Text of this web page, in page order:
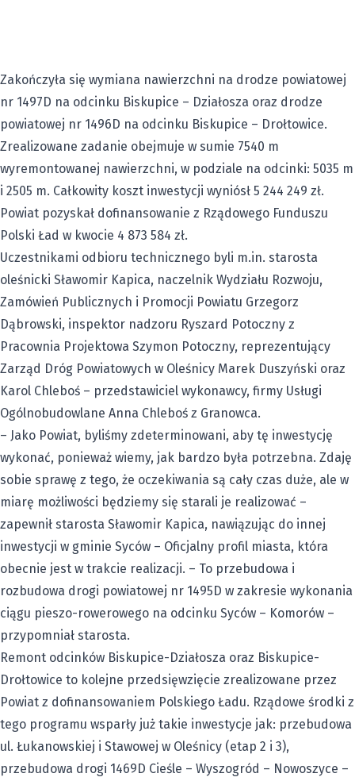
Zakończyła się wymiana nawierzchni na drodze powiatowej
nr 1497D na odcinku Biskupice – Działosza oraz drodze
powiatowej nr 1496D na odcinku Biskupice – Drołtowice.
Zrealizowane zadanie obejmuje w sumie 7540 m
wyremontowanej nawierzchni, w podziale na odcinki: 5035 m
i 2505 m. Całkowity koszt inwestycji wyniósł 5 244 249 zł.
Powiat pozyskał dofinansowanie z Rządowego Funduszu
Polski Ład w kwocie 4 873 584 zł.
Uczestnikami odbioru technicznego byli m.in. starosta
oleśnicki Sławomir Kapica, naczelnik Wydziału Rozwoju,
Zamówień Publicznych i Promocji Powiatu Grzegorz
Dąbrowski, inspektor nadzoru Ryszard Potoczny z
Pracownia Projektowa Szymon Potoczny, reprezentujący
Zarząd Dróg Powiatowych w Oleśnicy Marek Duszyński oraz
Karol Chleboś – przedstawiciel wykonawcy, firmy Usługi
Ogólnobudowlane Anna Chleboś z Granowca.
– Jako Powiat, byliśmy zdeterminowani, aby tę inwestycję
wykonać, ponieważ wiemy, jak bardzo była potrzebna. Zdaję
sobie sprawę z tego, że oczekiwania są cały czas duże, ale w
miarę możliwości będziemy się starali je realizować –
zapewnił starosta Sławomir Kapica, nawiązując do innej
inwestycji w gminie Syców – Oficjalny profil miasta, która
obecnie jest w trakcie realizacji. – To przebudowa i
rozbudowa drogi powiatowej nr 1495D w zakresie wykonania
ciągu pieszo-rowerowego na odcinku Syców – Komorów –
przypomniał starosta.
Remont odcinków Biskupice-Działosza oraz Biskupice-
Drołtowice to kolejne przedsięwzięcie zrealizowane przez
Powiat z dofinansowaniem Polskiego Ładu. Rządowe środki z
tego programu wsparły już takie inwestycje jak: przebudowa
ul. Łukanowskiej i Stawowej w Oleśnicy (etap 2 i 3),
przebudowa drogi 1469D Cieśle – Wyszogród – Nowoszyce –